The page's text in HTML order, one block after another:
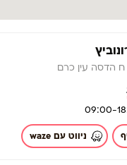
ח הדסה עין כרם
ניווט עם waze